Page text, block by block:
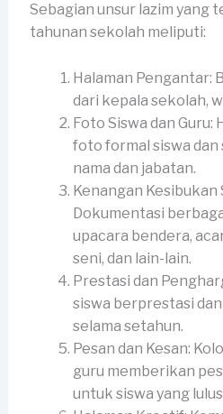
Sebagian unsur lazim yang
tahunan sekolah meliputi:
Halaman Pengantar:
dari kepala sekolah,
Foto Siswa dan Guru:
foto formal siswa
nama dan jabatan.
Kenangan Kesibukan
Dokumentasi
upacara bendera,
seni, dan lain-lain.
Prestasi dan
siswa berprestasi
selama setahun.
Pesan dan Kesan:
guru memberikan
untuk siswa yang